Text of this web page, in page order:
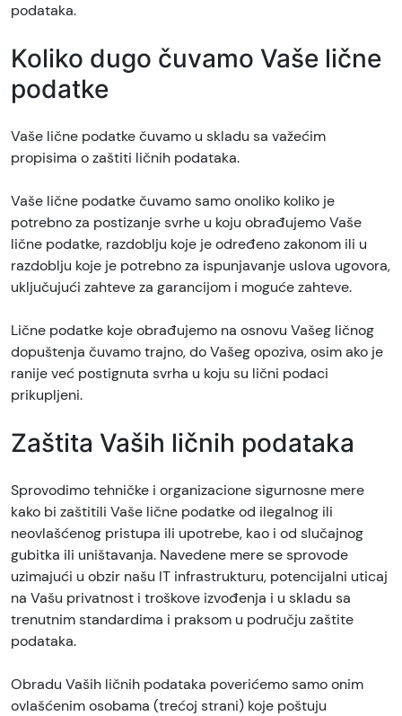
podataka.
Koliko dugo čuvamo Vaše lične
podatke
Vaše lične podatke čuvamo u skladu sa važećim
propisima o zaštiti ličnih podataka.
Vaše lične podatke čuvamo samo onoliko koliko je
potrebno za postizanje svrhe u koju obrađujemo Vaše
lične podatke, razdoblju koje je određeno zakonom ili u
razdoblju koje je potrebno za ispunjavanje uslova ugovora,
uključujući zahteve za garancijom i moguće zahteve.
Lične podatke koje obrađujemo na osnovu Vašeg ličnog
dopuštenja čuvamo trajno, do Vašeg opoziva, osim ako je
ranije već postignuta svrha u koju su lični podaci
prikupljeni.
Zaštita Vaših ličnih podataka
Sprovodimo tehničke i organizacione sigurnosne mere
kako bi zaštitili Vaše lične podatke od ilegalnog ili
neovlašćenog pristupa ili upotrebe, kao i od slučajnog
gubitka ili uništavanja. Navedene mere se sprovode
uzimajući u obzir našu IT infrastrukturu, potencijalni uticaj
na Vašu privatnost i troškove izvođenja i u skladu sa
trenutnim standardima i praksom u području zaštite
podataka.
Obradu Vaših ličnih podataka poverićemo samo onim
ovlašćenim osobama (trećoj strani) koje poštuju